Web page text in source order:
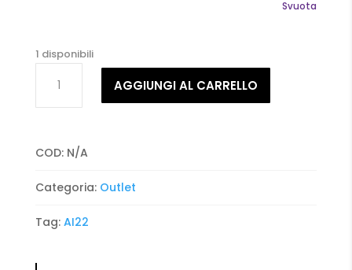
Svuota
1 disponibili
Rebecca
quantità
AGGIUNGI AL CARRELLO
COD: N/A
Categoria: Outlet
Tag: AI22